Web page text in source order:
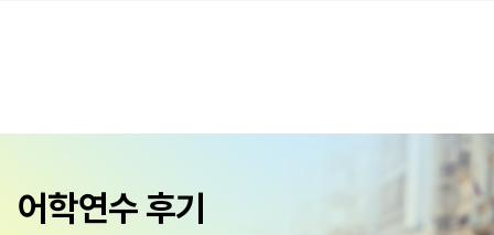
어학연수 후기